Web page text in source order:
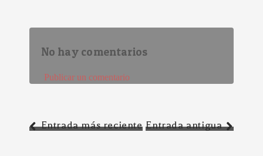
No hay comentarios
Publicar un comentario
Entrada más reciente Entrada antigua